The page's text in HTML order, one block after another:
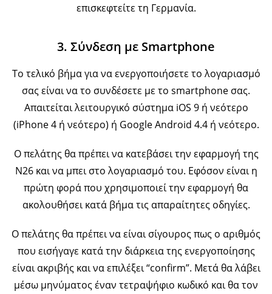
επισκεφτείτε τη Γερμανία.
3. Σύνδεση με Smartphone
Το τελικό βήμα για να ενεργοποιήσετε το λογαριασμό
σας είναι να το συνδέσετε με το smartphone σας.
Απαιτείται λειτουργικό σύστημα iOS 9 ή νεότερο
(iPhone 4 ή νεότερο) ή Google Android 4.4 ή νεότερο.
Ο πελάτης θα πρέπει να κατεβάσει την εφαρμογή της
Ν26 και να μπει στο λογαριασμό του. Εφόσον είναι η
πρώτη φορά που χρησιμοποιεί την εφαρμογή θα
ακολουθήσει κατά βήμα τις απαραίτητες οδηγίες.
Ο πελάτης θα πρέπει να είναι σίγουρος πως ο αριθμός
που εισήγαγε κατά την διάρκεια της ενεργοποίησης
είναι ακριβής και να επιλέξει “confirm”. Μετά θα λάβει
μέσω μηνύματος έναν τετραψήφιο κωδικό και θα τον